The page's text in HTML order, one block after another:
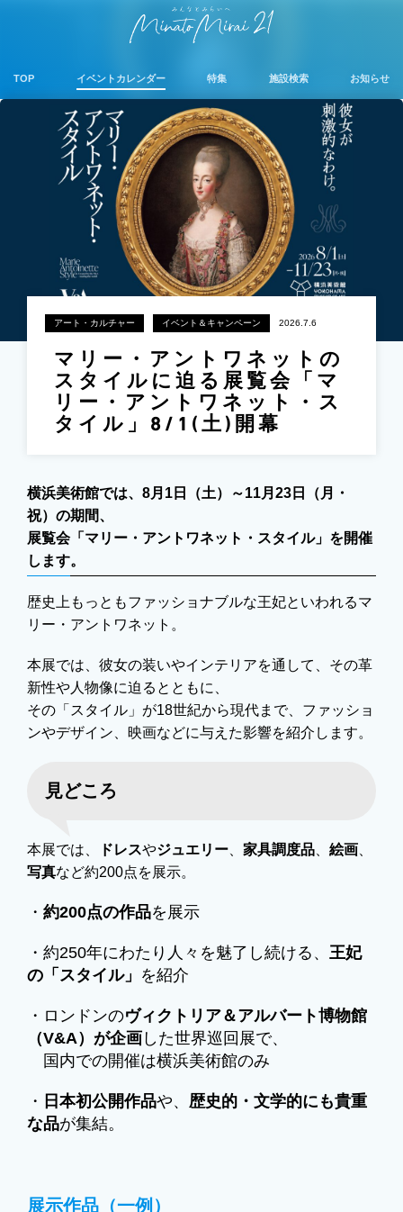
TOP イベントカレンダー 特集 施設検索 お知らせ
アート・カルチャー イベント＆キャンペーン 2026.7.6
マリー・アントワネットの
スタイルに迫る展覧会「マ
リー・アントワネット・ス
タイル」8/1(土)開幕
横浜美術館では、8月1日（土）～11月23日（月・
祝）の期間、
展覧会「マリー・アントワネット・スタイル」を開催
します。
歴史上もっともファッショナブルな王妃といわれるマ
リー・アントワネット。
本展では、彼女の装いやインテリアを通して、その革
新性や人物像に迫るとともに、
その「スタイル」が18世紀から現代まで、ファッショ
ンやデザイン、映画などに与えた影響を紹介します。
見どころ
本展では、 ドレスやジュエリー 家具調度品 絵画
写真など約200点を展示。
・ 約200点の作品を展示
・約250年にわたり人々を魅了し続ける、 王妃
の「スタイル」 を紹介
・ロンドンのヴィクトリア＆アルバート博物館
（V&A）が企画 した世界巡回展で、
国内での開催は横浜美術館のみ
・ 日本初公開作品や、 歴史的・文学的にも貴重
な品が集結。
展示作品（一例）